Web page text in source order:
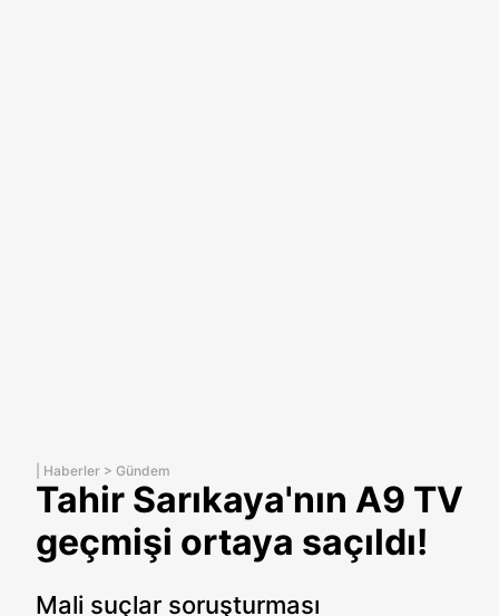
Haberler > Gündem
Tahir Sarıkaya'nın A9 TV
geçmişi ortaya saçıldı!
Mali suçlar soruşturması